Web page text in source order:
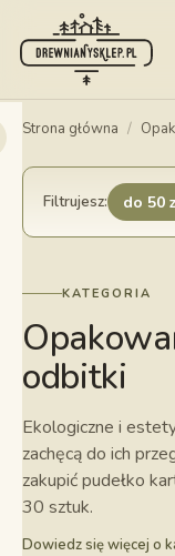
Strona główna /
Filtrujesz: do 50
KATEGORIA
odbitki
Ekologiczne i
zachęcą do ich
zakupić pudełko
30 sztuk.
Dowiedz się więcej o